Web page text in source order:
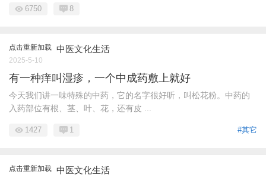
6750 8
点击重新加载 中医文化生活
2025-5-10
有一种痒叫湿疹，一个中成药敷上就好
今天我们讲一味特殊的中药，它的名字很好听，叫松花粉。中药的
入药部位有根、茎、叶、花，还有皮 ...
#其它
1427 1
点击重新加载 中医文化生活